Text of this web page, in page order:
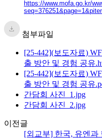
https://www.mofa.go.kr/
첨부파일
[25-442](보도자료)
출 방안 및 경험 공유
[25-442](보도자료)
출 방안 및 경험 공유
간담회 사진_1.jpg
간담회 사진_2.jpg
이전글
[외교부] 한국, 유엔과